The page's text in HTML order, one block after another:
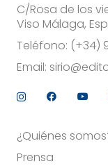
C/Rosa de los
Viso Málaga,
Teléfono: (+34)
Email:
¿Quiénes
Prensa